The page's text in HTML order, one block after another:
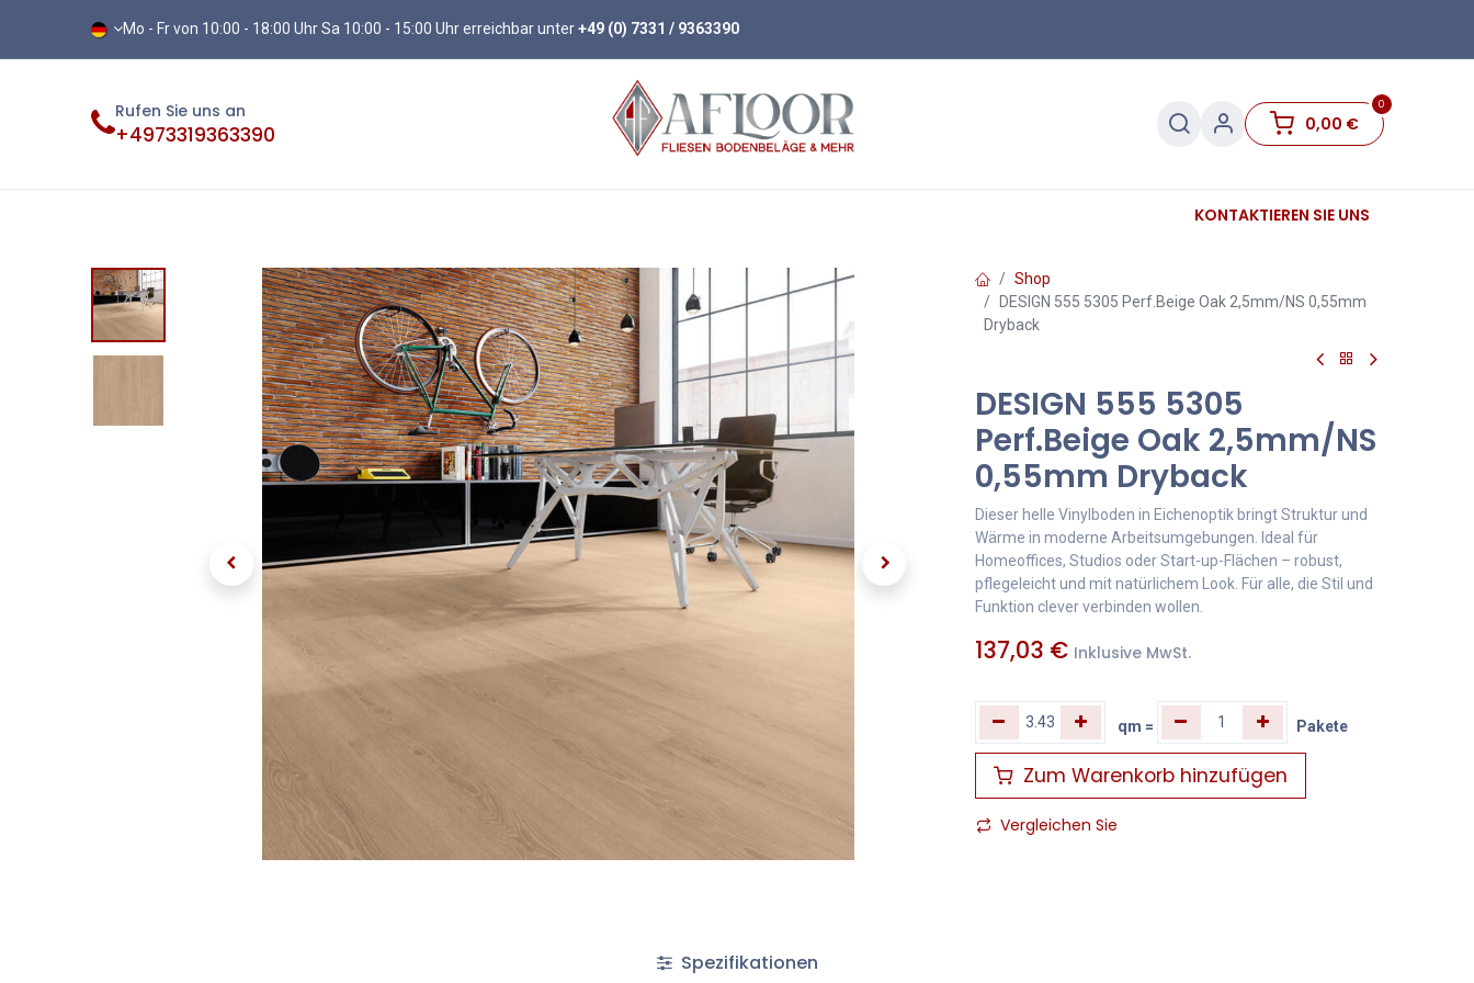
Mo - Fr von 10:00 - 18:00 Uhr Sa 10:00 - 15:00 Uhr erreichbar unter+49 (0) 7331 / 9363390
Rufen Sie uns an
+4973319363390
0
0,00 €
Sockelleisten Sale
KONTAKTIEREN SIE UNS
Shop
DESIGN 555 5305 Perf.Beige Oak 2,5mm/NS 0,55mm
Dryback
DESIGN 555 5305
Perf.Beige Oak 2,5mm/NS
0,55mm Dryback
Dieser helle Vinylboden in Eichenoptik bringt Struktur und
Wärme in moderne Arbeitsumgebungen. Ideal für
Homeoffices, Studios oder Start-up-Flächen – robust,
pflegeleicht und mit natürlichem Look. Für alle, die Stil und
Funktion clever verbinden wollen.
137,03 € Inklusive MwSt.
qm = Pakete
Zum Warenkorb hinzufügen
Vergleichen Sie
Spezifikationen